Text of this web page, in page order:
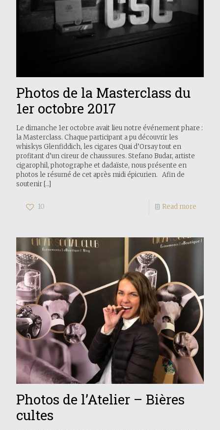
Photos de la Masterclass du
1er octobre 2017
Le dimanche 1er octobre avait lieu notre événement phare :
la Masterclass. Chaque participant a pu découvrir les
whiskys Glenfiddich, les cigares Quai d’Orsay tout en
profitant d’un cireur de chaussures. Stefano Budar, artiste
cigarophil, photographe et dadaïste, nous présente en
photos le résumé de cet après midi épicurien. Afin de
soutenir […]
10 Read more
Photos de l’Atelier – Bières
cultes